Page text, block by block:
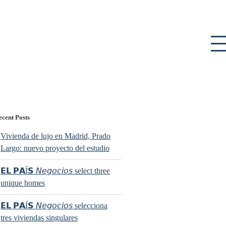
Posts
Vivienda de lujo en Madrid, Prado
Largo: nuevo proyecto del estudio
𝗘𝗟 𝗣𝗔Í𝗦 𝘕𝘦𝘨𝘰𝘤𝘪𝘰𝘴 select three
unique homes
𝗘𝗟 𝗣𝗔Í𝗦 𝘕𝘦𝘨𝘰𝘤𝘪𝘰𝘴 selecciona
tres viviendas singulares